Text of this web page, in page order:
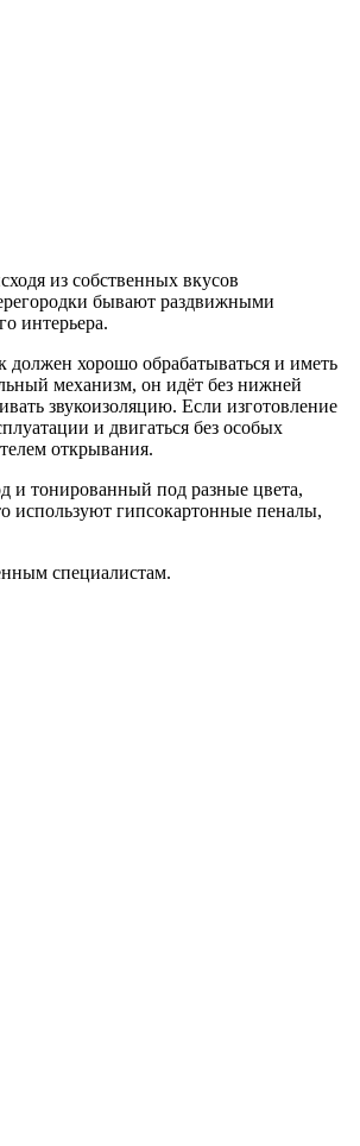
из собственных вкусов
бывают раздвижными
интерьера.
хорошо обрабатываться и иметь
механизм, он идёт без нижней
звукоизоляцию. Если изготовление
и двигаться без особых
открывания.
и тонированный под разные цвета,
используют гипсокартонные пеналы,
специалистам.